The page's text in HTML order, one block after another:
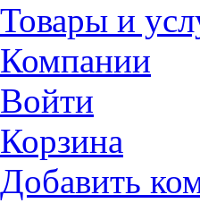
Товары и
Компании
Войти
Корзина
Добавить